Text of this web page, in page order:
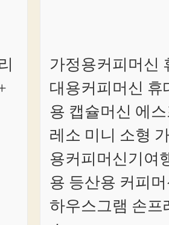
가정용커피머신
대용커피머신 휴
용 캡슐머신 에
레소 미니 소형
용커피머신기여
용 등산용 커피머
하우스그램 손프